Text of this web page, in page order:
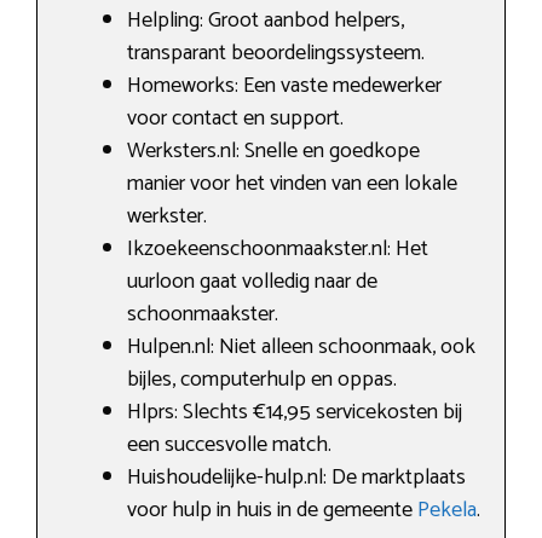
Helpling: Groot aanbod helpers,
transparant beoordelingssysteem.
Homeworks: Een vaste medewerker
voor contact en support.
Werksters.nl: Snelle en goedkope
manier voor het vinden van een lokale
werkster.
Ikzoekeenschoonmaakster.nl: Het
uurloon gaat volledig naar de
schoonmaakster.
Hulpen.nl: Niet alleen schoonmaak, ook
bijles, computerhulp en oppas.
Hlprs: Slechts €14,95 servicekosten bij
een succesvolle match.
Huishoudelijke-hulp.nl: De marktplaats
voor hulp in huis in de gemeentePekela.